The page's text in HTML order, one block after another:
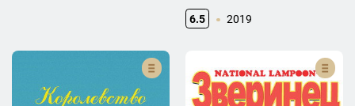
6.5 2019